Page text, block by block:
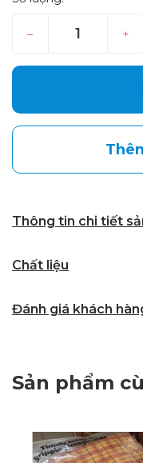
– +
Thông tin chi tiết
Chất liệu
Đánh giá khách
Sản phẩm